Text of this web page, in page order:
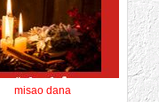
misao dana